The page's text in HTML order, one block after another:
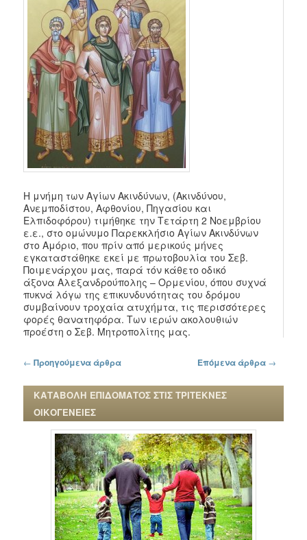
Η μνήμη των Αγίων Ακινδύνων, (Ακινδύνου,
Ανεμποδίστου, Αφθονίου, Πηγασίου και
Ελπιδοφόρου) τιμήθηκε την Τετάρτη 2 Νοεμβρίου
ε.ε., στο ομώνυμο Παρεκκλήσιο Αγίων Ακινδύνων
στο Αμόριο, που πρίν από μερικούς μήνες
εγκαταστάθηκε εκεί με πρωτοβουλία του Σεβ.
Ποιμενάρχου μας, παρά τόν κάθετο οδικό
άξονα Αλεξανδρούπολης – Ορμενίου, όπου συχνά
πυκνά λόγω της επικυνδυνότητας του δρόμου
συμβαίνουν τροχαία ατυχήμτα, τις περισσότερες
φορές θανατηφόρα. Των ιερών ακολουθιών
προέστη ο Σεβ. Μητροπολίτης μας.
Πλοήγηση στα άρθρα
← Προηγούμενα άρθρα Επόμενα άρθρα →
ΚΑΤΑΒΟΛΗ ΕΠΙΔΟΜΑΤΟΣ ΣΤΙΣ ΤΡΙΤΕΚΝΕΣ
ΟΙΚΟΓΕΝΕΙΕΣ